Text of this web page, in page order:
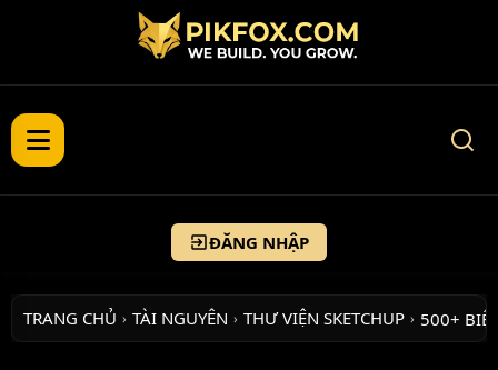
ĐĂNG NHẬP
TRANG CHỦ › TÀI NGUYÊN › THƯ VIỆN SKETCHUP › 500+